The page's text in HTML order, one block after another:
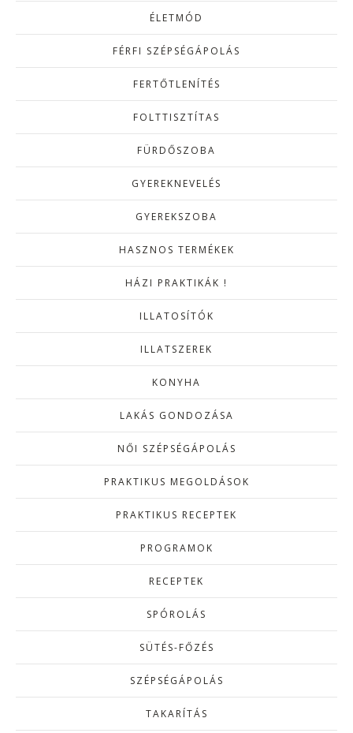
ÉLETMÓD
FÉRFI SZÉPSÉGÁPOLÁS
FERTŐTLENÍTÉS
FOLTTISZTÍTAS
FÜRDŐSZOBA
GYEREKNEVELÉS
GYEREKSZOBA
HASZNOS TERMÉKEK
HÁZI PRAKTIKÁK !
ILLATOSÍTÓK
ILLATSZEREK
KONYHA
LAKÁS GONDOZÁSA
NŐI SZÉPSÉGÁPOLÁS
PRAKTIKUS MEGOLDÁSOK
PRAKTIKUS RECEPTEK
PROGRAMOK
RECEPTEK
SPÓROLÁS
SÜTÉS-FŐZÉS
SZÉPSÉGÁPOLÁS
TAKARÍTÁS